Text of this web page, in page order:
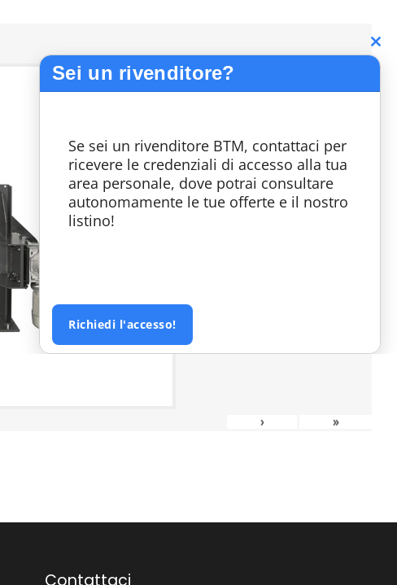
› »
Sei un rivenditore?
Se sei un rivenditore BTM, contattaci per
ricevere le credenziali di accesso alla tua
area personale, dove potrai consultare
autonomamente le tue offerte e il nostro
listino!
Richiedi l'accesso!